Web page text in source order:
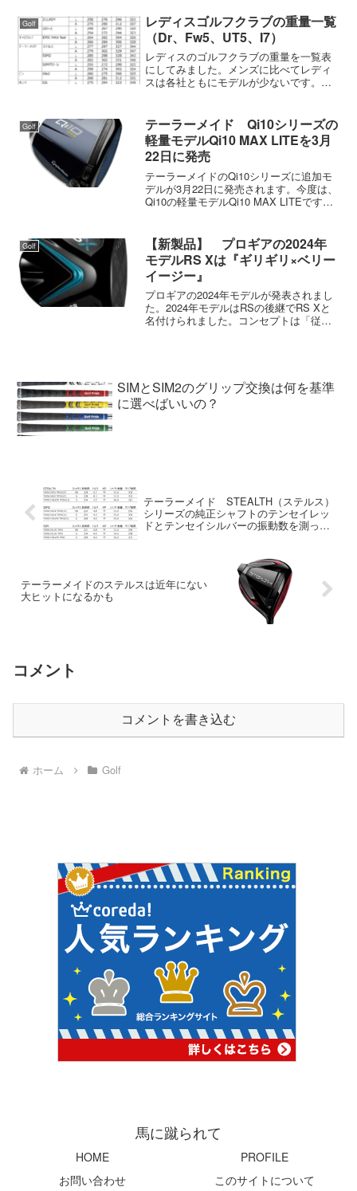
Golf
レディスゴルフクラブの重量一覧
（Dr、Fw5、UT5、I7）
レディスのゴルフクラブの重量を一覧表
にしてみました。メンズに比べてレディ
スは各社ともにモデルが少ないです。メ
ァー向けなどでモデル分けしています
が、レディスはテーラーメイ...
Golf
テーラーメイド Qi10シリーズの
軽量モデルQi10 MAX LITEを3月
22日に発売
テーラーメイドのQi10シリーズに追加モ
デルが3月22日に発売されます。今度は、
Qi10の軽量モデルQi10 MAX LITEです。
らないドライバーです。Q...
Golf
【新製品】 プロギアの2024年
モデルRS Xは『ギリギリ×ベリー
イージー』
プロギアの2024年モデルが発表されまし
た。2024年モデルはRSの後継でRS Xと
名付けられました。コンセプトは「従来
SIMとSIM2のグリップ交換は何を基準
に選べばいいの？
テーラーメイド STEALTH（ステルス）
シリーズの純正シャフトのテンセイレッ
ドとテンセイシルバーの振動数を測って
テーラーメイドのステルスは近年にない
大ヒットになるかも
コメント
コメントを書き込む
ホーム Golf
馬に蹴られて
HOME
PROFILE
お問い合わせ
このサイトについて